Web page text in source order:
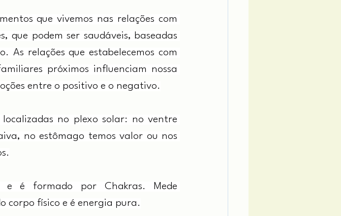
que vivemos nas relações com
que podem ser saudáveis, baseadas
As relações que estabelecemos com
próximos influenciam nossa
entre o positivo e o negativo.
no plexo solar: no ventre
no estômago temos valor ou nos
e é formado por Chakras. Mede
corpo físico e é energia pura.